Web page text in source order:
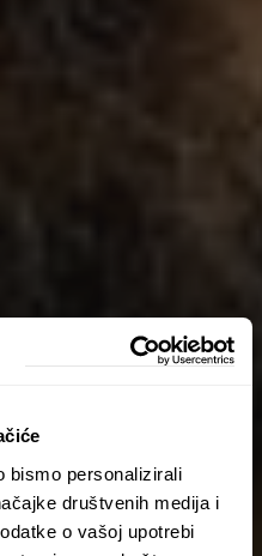
bismo personalizirali
društvenih medija i
o vašoj upotrebi